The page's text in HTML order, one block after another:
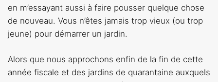
en m’essayant aussi à faire pousser quelque chose
de nouveau. Vous n’êtes jamais trop vieux (ou trop
jeune) pour démarrer un jardin.
Alors que nous approchons enfin de la fin de cette
année fiscale et des jardins de quarantaine auxquels